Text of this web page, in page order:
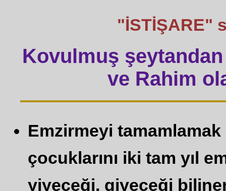
"İSTİŞARE"
Kovulmuş şeytandan
ve Rahim
Emzirmeyi
çocuklarını iki tam yıl
yiyeceği, giyeceği